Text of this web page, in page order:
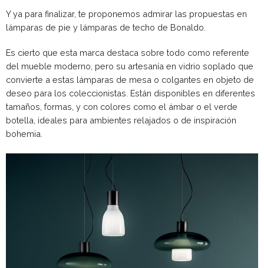
Y ya para finalizar, te proponemos admirar las propuestas en
lámparas de pie y lámparas de techo de Bonaldo.
Es cierto que esta marca destaca sobre todo como referente
del mueble moderno, pero su artesanía en vidrio soplado que
convierte a estas lámparas de mesa o colgantes en objeto de
deseo para los coleccionistas. Están disponibles en diferentes
tamaños, formas, y con colores como el ámbar o el verde
botella, ideales para ambientes relajados o de inspiración
bohemia.